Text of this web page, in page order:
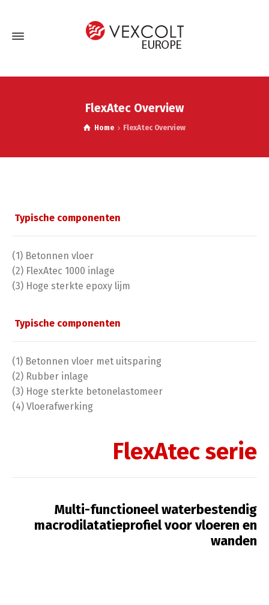
FlexAtec Overview
Home FlexAtec Overview
Typische componenten
(1) Betonnen vloer
(2) FlexAtec 1000 inlage
(3) Hoge sterkte epoxy lijm
Typische componenten
(1) Betonnen vloer met uitsparing
(2) Rubber inlage
(3) Hoge sterkte betonelastomeer
(4) Vloerafwerking
FlexAtec serie
Multi-functioneel waterbestendig
macrodilatatieprofiel voor vloeren en
wanden